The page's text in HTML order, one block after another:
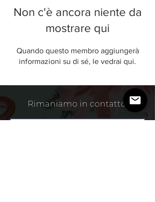
Non c'è ancora niente da
mostrare qui
Quando questo membro aggiungerà
informazioni su di sé, le vedrai qui.
Rimaniamo in contatto.